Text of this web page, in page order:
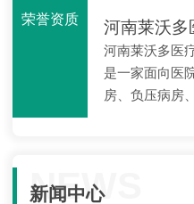
荣誉资质 河南莱沃多
河南莱沃多医
是一家面向医
房、负压病房
NEWS
新闻中心